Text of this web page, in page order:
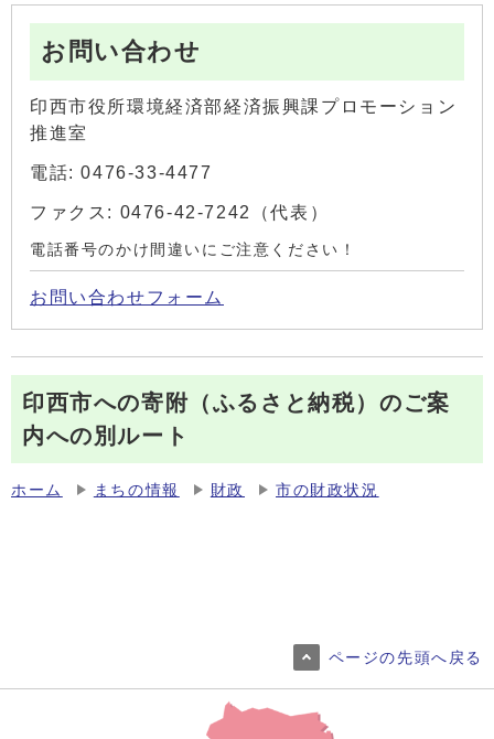
お問い合わせ
印西市役所環境経済部経済振興課プロモーション
推進室
電話: 0476-33-4477
ファクス: 0476-42-7242（代表）
電話番号のかけ間違いにご注意ください！
お問い合わせフォーム
印西市への寄附（ふるさと納税）のご案
内への別ルート
ホーム まちの情報 財政 市の財政状況
ページの先頭へ戻る